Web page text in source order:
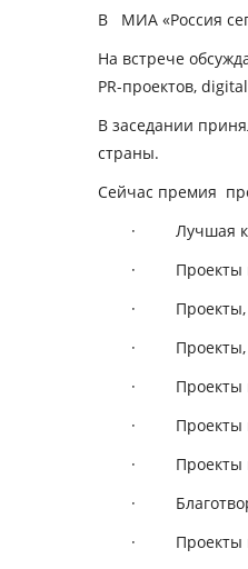
В МИА «Россия
На встрече
PR-проектов,
В заседании
страны.
Сейчас премия
· Лучшая
· Проекты по
· Проекты,
· Проекты,
· Проекты по
· Проекты по
· Проекты
·
· Проекты